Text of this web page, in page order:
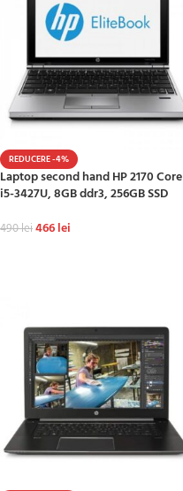
REDUCERE -4%
Laptop second hand HP 2170 Core
i5-3427U, 8GB ddr3, 256GB SSD
490lei466lei